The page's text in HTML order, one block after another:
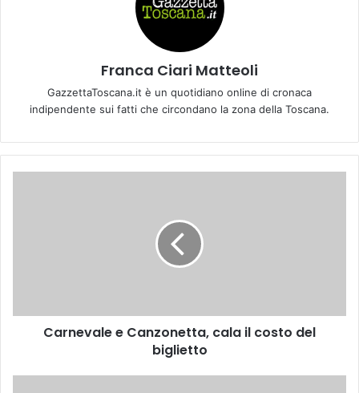
Franca Ciari Matteoli
GazzettaToscana.it è un quotidiano online di cronaca
indipendente sui fatti che circondano la zona della Toscana.
e
Carnevale e Canzonetta, cala il costo del
biglietto